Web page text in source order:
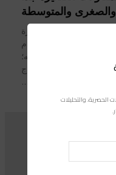
والصغرى والمتوسطة
للمقاولات الصغيرة
والمتوسطة، عن انضمام
عضويْن جديديْن إلى تركيبته؛
بكل مِن وزارتَيْ الإدماج
والمقاولة الصغرى...
الحصرية، والتحليلات